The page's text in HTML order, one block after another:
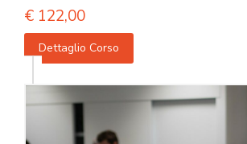
€ 122,00
Dettaglio Corso